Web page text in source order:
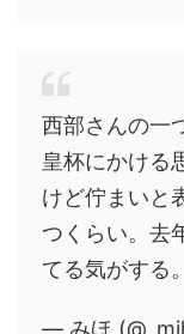
西部さんの一
皇杯にかける
けど佇まいと
つくらい。去
てる気がする
— みほ